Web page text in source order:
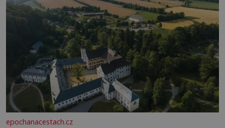
epochanacestach.cz